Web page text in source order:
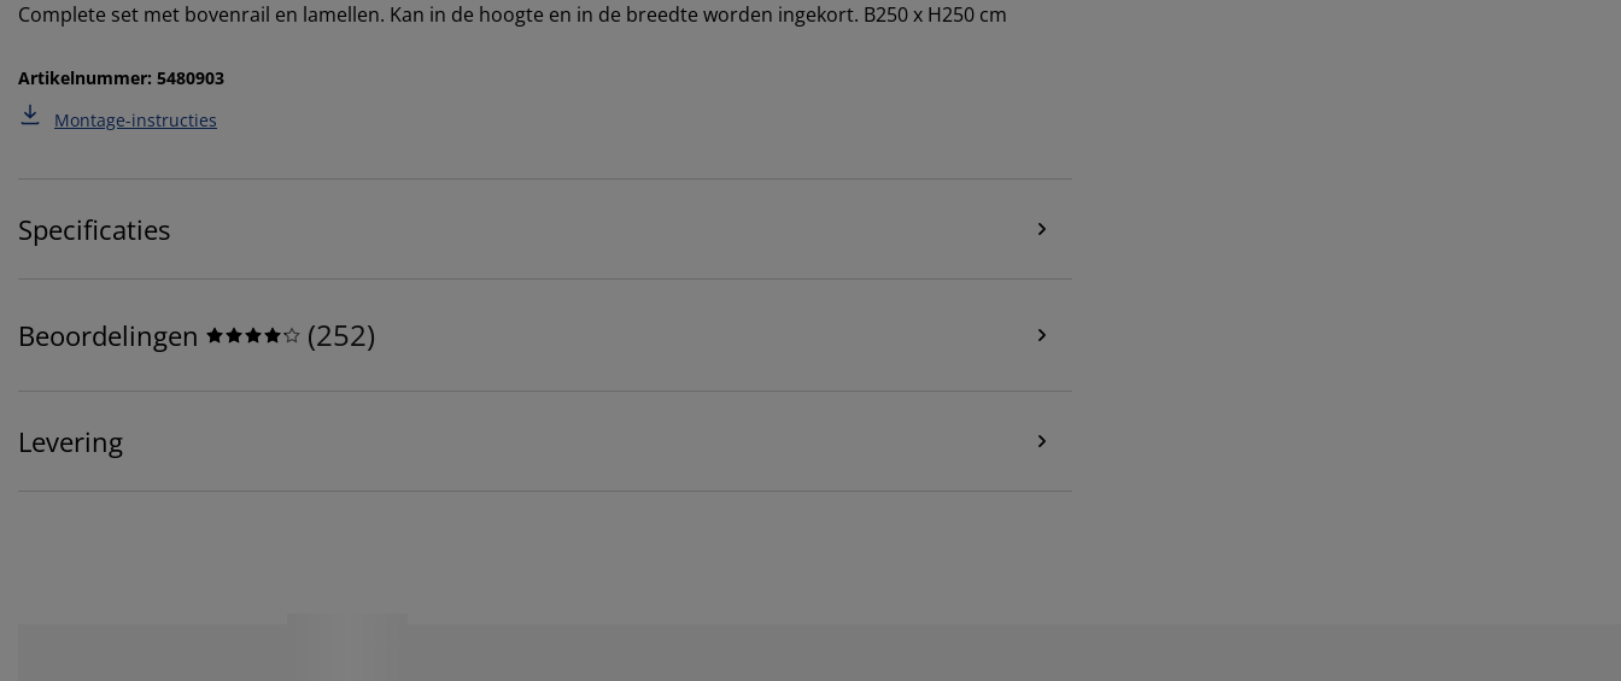
Complete set met bovenrail en lamellen. Kan in de hoogte en in de breedte worden ingekort. B250 x H250 cm
Artikelnummer: 5480903
Montage-instructies
Specificaties
Beoordelingen (252)
Levering